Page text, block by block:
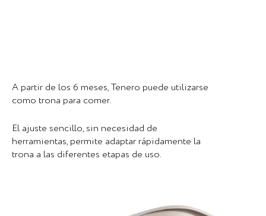
A partir de los 6 meses, Tenero puede utilizarse
como trona para comer.
El ajuste sencillo, sin necesidad de
herramientas, permite adaptar rápidamente la
trona a las diferentes etapas de uso.